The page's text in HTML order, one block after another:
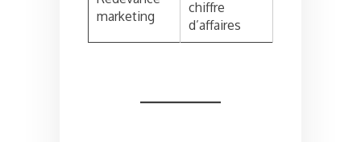
marketing
chiffre
d’affaires